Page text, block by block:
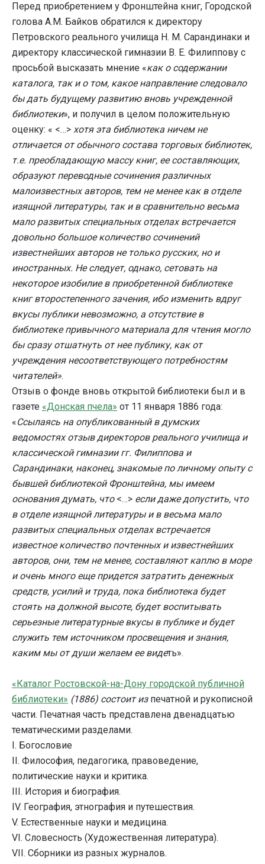
Перед приобретением у Фронштейна книг, Городской
голова А.М. Байков обратился к директору
Петровского реального училища Н. М. Сарандинаки и
директору классической гимназии В. Е. Филиппову с
просьбой высказать мнение «как о содержании
каталога, так и о том, какое направление следовало
бы дать будущему развитию вновь учрежденной
библиотеки», и получил в целом положительную
оценку: « <…> хотя эта библиотека ничем не
отличается от обычного состава торговых библиотек,
т.е. преобладающую массу книг, ее составляющих,
образуют переводные сочинения различных
малоизвестных авторов, тем не менее как в отделе
изящной литературы, так и в сравнительно весьма
мало развитых специальных отделах встречается
довольно большое количество сочинений
известнейших авторов не только русских, но и
иностранных. Не следует, однако, сетовать на
некоторое изобилие в приобретенной библиотеке
книг второстепенного зачения, ибо изменить вдруг
вкусы публики невозможно, а отсутствие в
библиотеке привычного материала для чтения могло
бы сразу отшатнуть от нее публику, как от
учреждения несоответствующего потребностям
читателей».
Отзыв о фонде вновь открытой библиотеки был и в
газете «Донская пчела» от 11 января 1886 года:
«Ссылаясь на опубликованный в думских
ведомостях отзыв директоров реального училища и
классической гимназии гг. Филиппова и
Сарандинаки, наконец, знакомые по личному опыту с
бывшей библиотекой Фронштейна, мы имеем
основания думать, что<…> если даже допустить, что
в отделе изящной литературы и в весьма мало
развитых специальных отделах встречается
известное количество почтенных и известнейших
авторов, они, тем не менее, составляют каплю в море
и очень много еще придется затратить денежных
средств, усилий и труда, пока библиотека будет
стоять на должной высоте, будет воспитывать
серьезные литературные вкусы в публике и будет
служить тем источником просвещения и знания,
каким мы от души желаем ее видеть».
«Каталог Ростовской-на-Дону городской публичной
библиотеки» (1886) состоит из печатной и рукописной
части. Печатная часть представлена двенадцатью
тематическими разделами.
I. Богословие
II. Философия, педагогика, правоведение,
политические науки и критика.
III. История и биография.
IV. География, этнография и путешествия.
V. Естественные науки и медицина.
VI. Словесность (Художественная литература).
VII. Сборники из разных журналов.